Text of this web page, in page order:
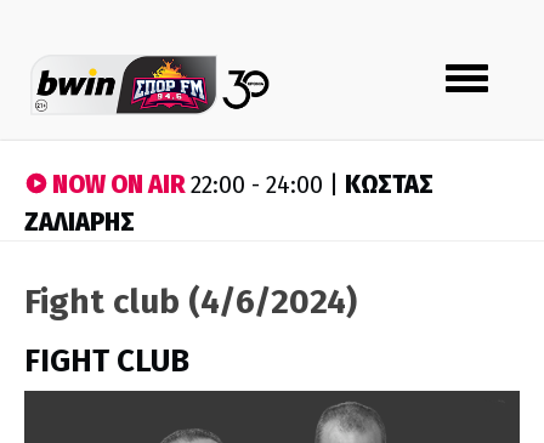
Toggle
navigation
NOW ON AIR22:00 - 24:00 | ΚΩΣΤΑΣ
ΖΑΛΙΑΡΗΣ
Fight club (4/6/2024)
FIGHT CLUB